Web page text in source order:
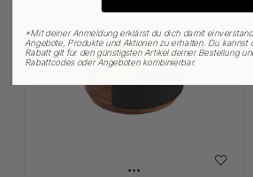
*Mit deiner Anmeldung erklärst du dich damit
Angebote, Produkte und Aktionen zu erhalten. Du kannst
Rabatt gilt für den günstigsten Artikel deiner Bestellung
Rabattcodes oder Angeboten kombinierbar.